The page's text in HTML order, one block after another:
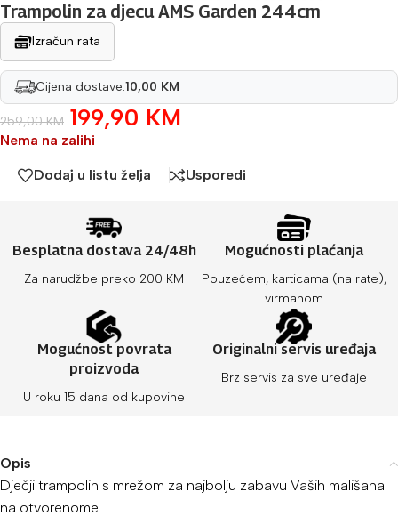
Trampolin za djecu AMS Garden 244cm
Izračun rata
Cijena dostave:10,00 KM
259,00KM 199,90 KM
Nema na zalihi
Dodaj u listu želja Usporedi
Besplatna dostava 24/48h
Za narudžbe preko 200 KM
Mogućnosti plaćanja
Pouzećem, karticama (na rate),
virmanom
Mogućnost povrata
proizvoda
U roku 15 dana od kupovine
Originalni servis uređaja
Brz servis za sve uređaje
Opis
Dječji trampolin s mrežom za najbolju zabavu Vaših mališana
na otvorenome.